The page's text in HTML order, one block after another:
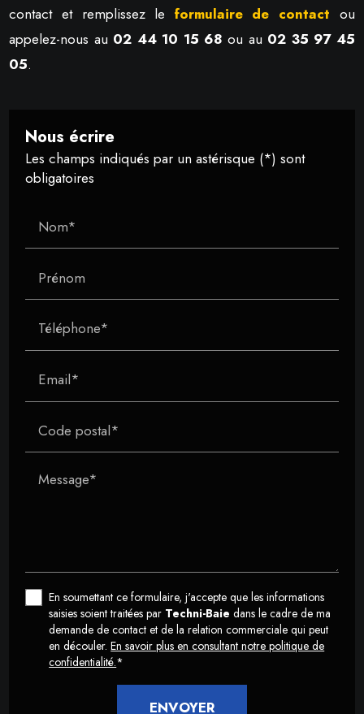
contact et remplissez le formulaire de contact ou
appelez-nous au 02 44 10 15 68ou au 02 35 97 45
05.
Nous écrire
Les champs indiqués par un astérisque (*) sont
obligatoires
Nom*
Prénom
Téléphone*
Email*
Code postal*
Message*
En soumettant ce formulaire, j'accepte que les informations
saisies soient traitées par Techni-Baie dans le cadre de ma
demande de contact et de la relation commerciale qui peut
en découler.En savoir plus en consultant notre politique de
confidentialité.*